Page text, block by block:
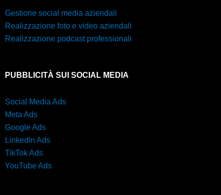
Gestione social media aziendali
Realizzazione foto e video aziendali
Realizzazione podcast professionali
PUBBLICITÀ SUI SOCIAL MEDIA
Social Media Ads
Meta Ads
Google Ads
LinkedIn Ads
TikTok Ads
YouTube Ads